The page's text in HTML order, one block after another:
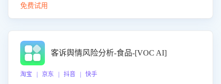
免费试用
客诉舆情风险分析-食品-[VOC AI]
淘宝 | 京东 | 抖音 | 快手